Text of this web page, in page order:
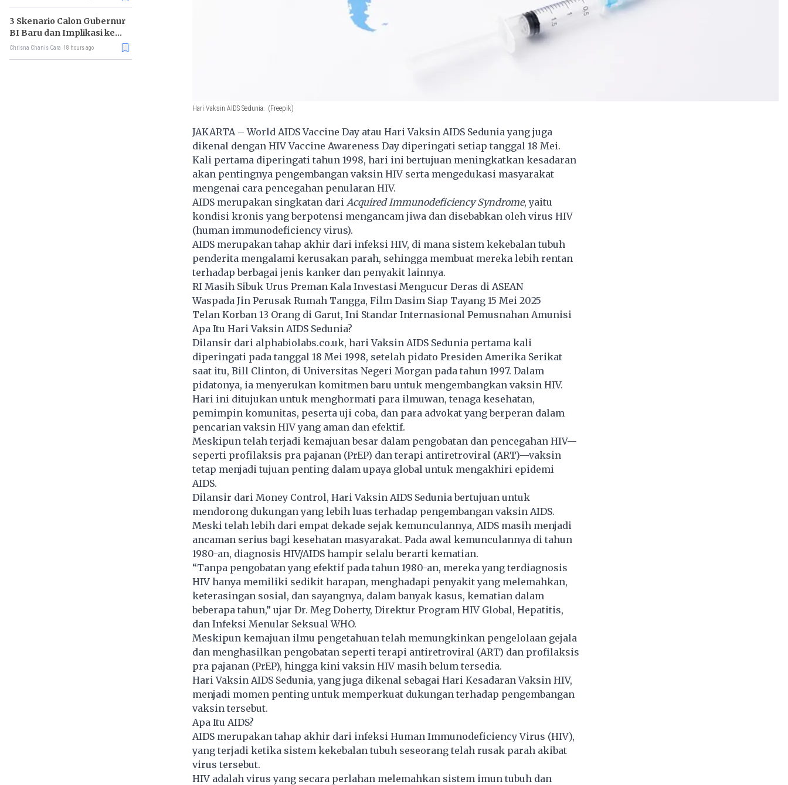
3 Skenario Calon Gubernur
BI Baru dan Implikasi ke
Pasar
Chrisna Chanis Cara 18 hours ago
Hari Vaksin AIDS Sedunia. (Freepik)
JAKARTA – World AIDS Vaccine Day atau Hari Vaksin AIDSSedunia yang juga
dikenal dengan HIV Vaccine Awareness Day diperingati setiap tanggal 18 Mei.
Kali pertama diperingati tahun 1998, hari ini bertujuan meningkatkan kesadaran
akan pentingnya pengembangan vaksin HIV serta mengedukasi masyarakat
mengenai cara pencegahan penularan HIV.
AIDS merupakan singkatan dari Acquired Immunodeficiency Syndrome, yaitu
kondisi kronis yang berpotensi mengancam jiwa dan disebabkan oleh virus HIV
(human immunodeficiency virus).
AIDS merupakan tahap akhir dari infeksi HIV, di mana sistem kekebalan tubuh
penderita mengalami kerusakan parah, sehingga membuat mereka lebih rentan
terhadap berbagai jenis kanker dan penyakit lainnya.
RI Masih Sibuk Urus Preman Kala Investasi Mengucur Deras di ASEAN
Waspada Jin Perusak Rumah Tangga, Film Dasim Siap Tayang 15 Mei 2025
Telan Korban 13 Orang di Garut, Ini Standar Internasional Pemusnahan Amunisi
Apa Itu Hari Vaksin AIDS Sedunia?
Dilansir dari alphabiolabs.co.uk, hari Vaksin AIDS Sedunia pertama kali
diperingati pada tanggal 18 Mei 1998, setelah pidato Presiden Amerika Serikat
saat itu, Bill Clinton, di Universitas Negeri Morgan pada tahun 1997. Dalam
pidatonya, ia menyerukan komitmen baru untuk mengembangkan vaksin HIV.
Hari ini ditujukan untuk menghormati para ilmuwan, tenaga kesehatan,
pemimpin komunitas, peserta uji coba, dan para advokat yang berperan dalam
pencarian vaksin HIVyang aman dan efektif.
Meskipun telah terjadi kemajuan besar dalam pengobatan dan pencegahan HIV—
seperti profilaksis pra pajanan (PrEP) dan terapi antiretroviral (ART)—vaksin
tetap menjadi tujuan penting dalam upaya global untuk mengakhiri epidemi
AIDS.
Dilansir dari Money Control, Hari Vaksin AIDS Sedunia bertujuan untuk
mendorong dukungan yang lebih luas terhadap pengembangan vaksin AIDS.
Meski telah lebih dari empat dekade sejak kemunculannya, AIDS masih menjadi
ancaman serius bagi kesehatan masyarakat. Pada awal kemunculannya di tahun
1980-an, diagnosis HIV/AIDS hampir selalu berarti kematian.
“Tanpa pengobatan yang efektif pada tahun 1980-an, mereka yang terdiagnosis
HIV hanya memiliki sedikit harapan, menghadapi penyakit yang melemahkan,
keterasingan sosial, dan sayangnya, dalam banyak kasus, kematian dalam
beberapa tahun,” ujar Dr. Meg Doherty, Direktur Program HIV Global, Hepatitis,
dan Infeksi Menular Seksual WHO.
Meskipun kemajuan ilmu pengetahuan telah memungkinkan pengelolaan gejala
dan menghasilkan pengobatan seperti terapi antiretroviral (ART) dan profilaksis
pra pajanan (PrEP), hingga kini vaksin HIV masih belum tersedia.
Hari Vaksin AIDS Sedunia, yang juga dikenal sebagai Hari Kesadaran Vaksin HIV,
menjadi momen penting untuk memperkuat dukungan terhadap pengembangan
vaksin tersebut.
Apa Itu AIDS?
AIDS merupakan tahap akhir dari infeksi Human Immunodeficiency Virus (HIV),
yang terjadi ketika sistem kekebalan tubuh seseorang telah rusak parah akibat
virus tersebut.
HIV adalah virus yang secara perlahan melemahkan sistem imun tubuh dan